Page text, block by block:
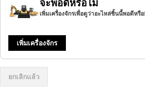
จะพอดีหรือไม่
เพิ่มเครื่องจักรเพื่อดูว่าอะไหล่ชิ้นนี้พอดีหรื
เพิ่มเครื่องจักร
ยกเลิกแล้ว